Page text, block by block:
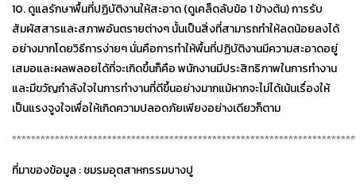
10. ดูแลรักษาพื้นที่ปฏิบัติงานให้สะอาด (ดูเคล็ดลับข้อ 1 ข้างต้น) การรับ
สัมผัสสารและสภาพอันตรายต่างๆ นั้นเป็นสิ่งที่สามารถทำให้ลดน้อยลงได้
อย่างมากโดยวิธีการง่ายๆ นั่นคือการทำให้พื้นที่ปฏิบัติงานมีความสะอาดอยู่
เสมอและผลพลอยได้ที่จะเกิดขึ้นก็คือ พนักงานมีประสิทธิภาพในการทำงาน
และมีขวัญกำลังใจในการทำงานที่ดีขึ้นอย่างมากแม้หากจะไม่ได้เน้นเรื่องให้
เป็นแรงจูงใจเพื่อให้เกิดความปลอดภัยเพียงอย่างเดียวก็ตาม
ที่มาของข้อมูล : ชมรมอุตสาหกรรมบางปู